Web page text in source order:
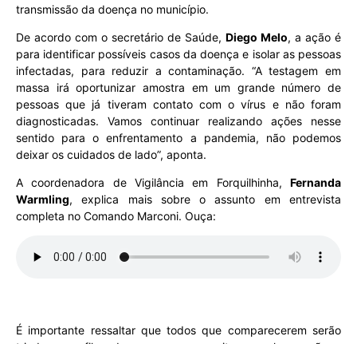
transmissão da doença no município.
De acordo com o secretário de Saúde, Diego Melo, a ação é
para identificar possíveis casos da doença e isolar as pessoas
infectadas, para reduzir a contaminação. “A testagem em
massa irá oportunizar amostra em um grande número de
pessoas que já tiveram contato com o vírus e não foram
diagnosticadas. Vamos continuar realizando ações nesse
sentido para o enfrentamento a pandemia, não podemos
deixar os cuidados de lado”, aponta.
A coordenadora de Vigilância em Forquilhinha, Fernanda
Warmling, explica mais sobre o assunto em entrevista
completa no Comando Marconi. Ouça:
É importante ressaltar que todos que comparecerem serão